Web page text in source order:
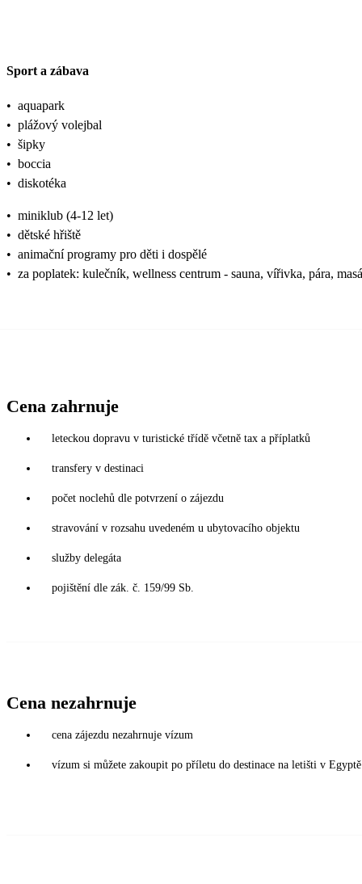
Sport a zábava
• aquapark
• plážový volejbal
• šipky
• boccia
• diskotéka
• miniklub (4-12 let)
• dětské hřiště
• animační programy pro děti i dospělé
• za poplatek: kulečník, wellness centrum - sauna, vířivka, pára,
Cena zahrnuje
leteckou dopravu v turistické třídě včetně tax a příplatků
transfery v destinaci
počet noclehů dle potvrzení o zájezdu
stravování v rozsahu uvedeném u ubytovacího objektu
služby delegáta
pojištění dle zák. č. 159/99 Sb.
Cena nezahrnuje
cena zájezdu nezahrnuje vízum
vízum si můžete zakoupit po příletu do destinace na letišti v